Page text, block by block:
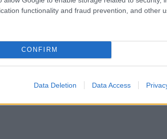
functionality and fraud prevention, and other
CONFIRM
Data Deletion Data Access